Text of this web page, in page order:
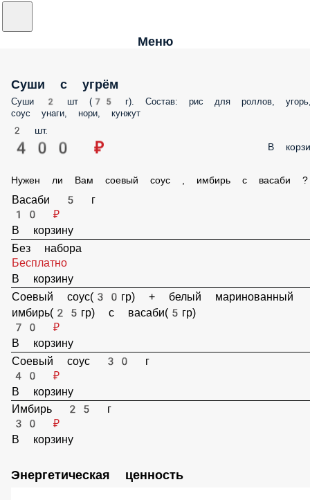
Меню
Суши с угрём
Суши 2 шт (75 г). Состав: рис для роллов, угорь, соус унаги, нори,
кунжут
2 шт.
400 ₽ В
Нужен ли Вам соевый соус , имбирь с васаби ?
Васаби 5 г
10 ₽
В корзину
Без набора
Бесплатно
В корзину
Соевый соус(30гр) + белый маринованный имбирь(25гр) с
васаби(5гр)
70 ₽
В корзину
Соевый соус 30 г
40 ₽
В корзину
30 ₽